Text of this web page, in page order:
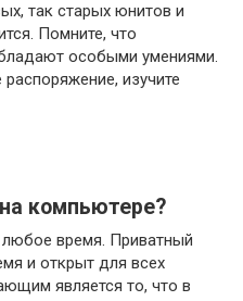
так старых юнитов и
Помните, что
особыми умениями.
изучите
компьютере?
время. Приватный
и открыт для всех
является то, что в